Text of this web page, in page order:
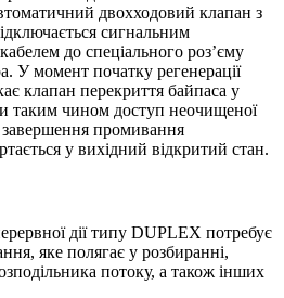
двохходовий клапан з
сигнальним
до спеціального роз’єму
У момент початку регенерації
клапан перекриття байпаса у
таким чином доступ неочищеної
промивання
у вихідний відкритий стан.
дії типу DUPLEX потребує
яке полягає у розбиранні,
потоку, а також інших